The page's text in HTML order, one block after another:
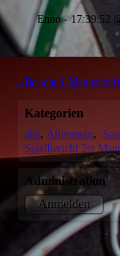
Enno - 17:39:52
« Bericht
Kategorien
alle Allgemein
Spielbericht 2te
Administration
Anmelden